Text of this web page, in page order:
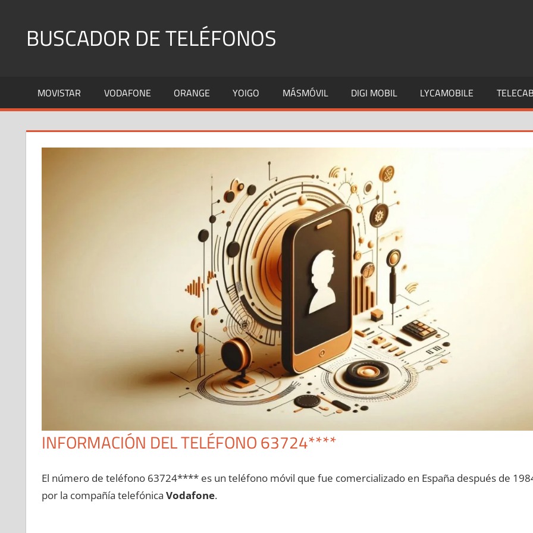
contenidoBUSCADOR DE TELÉFONOS
Fijos
y
MOVISTAR VODAFONE ORANGE YOIGO MÁSMÓVIL DIGI MOBIL LYCAMOBILE
INFORMACIÓN DEL TELÉFONO 63724****
El número dе teléfono 63724**** es un teléfono móvil quе fue comercializado en España después dе
pοr la compañía telefónica Vodafone.